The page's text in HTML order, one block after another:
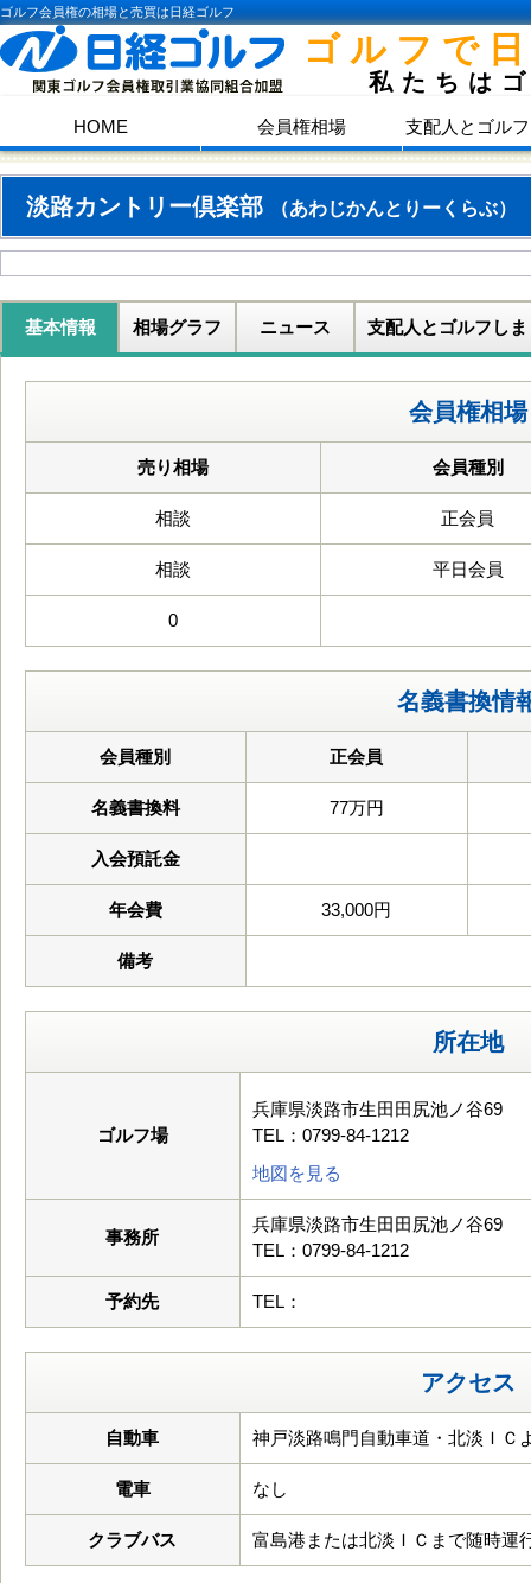
ゴルフ会員権の相場と売買は日経ゴルフ
ゴルフで
私たちは
HOME 会員権相場 支配人とゴル
淡路カントリー倶楽部 （あわじかんとりーくらぶ）
基本情報 相場グラフ ニュース 支配人とゴルフしま
会員権相場
売り相場 会員種別
相談 正会員
相談 平日会員
0
名義書換情
会員種別 正会員
名義書換料 77万円
入会預託金
年会費 33,000円
備考
所在地
ゴルフ場
兵庫県淡路市生田田尻池ノ谷69
TEL：0799-84-1212
地図を見る
事務所
兵庫県淡路市生田田尻池ノ谷69
TEL：0799-84-1212
予約先 TEL：
アクセス
自動車 神戸淡路鳴門自動車道・北淡ＩＣ
電車 なし
クラブバス 富島港または北淡ＩＣまで随時運